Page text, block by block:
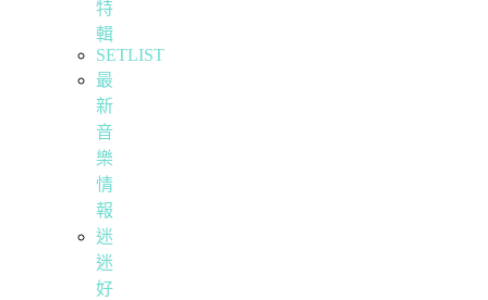
特
輯
SETLIST
最
新
音
樂
情
報
迷
迷
好